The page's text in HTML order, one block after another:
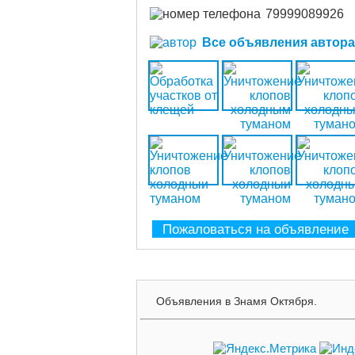
79999089926
Все объявления автора
Пожаловаться на объявление
Объявления в Знамя Октября.